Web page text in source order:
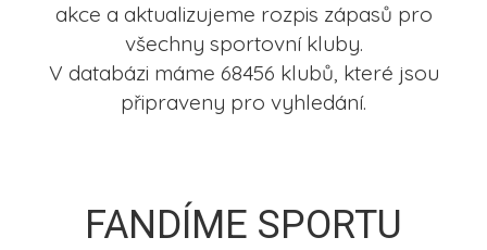
akce a aktualizujeme rozpis zápasů pro
všechny sportovní kluby.
V databázi máme 68456 klubů, které jsou
připraveny pro vyhledání.
FANDÍME SPORTU